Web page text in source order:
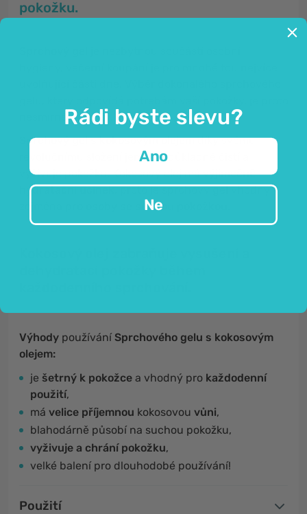
pokožku.
nesmírně důležitý.
Sprchový gel s kokosovým olejemdíky svému
revolučnímu složení jemně a důkladně čistí a
vyživuje pokožku. Kokosový olej mávýjimečně
hydratační účinek, proto je sprchový gel vhodný
pro osoby se suchou pokožkou.
Výhody používáníSprchového gelu s kokosovým
olejem:
je šetrný k pokožce a vhodný pro každodenní
použití,
má velice příjemnou kokosovou vůni,
blahodárně působí na suchou pokožku,
vyživuje a chrání pokožku,
velké balení pro dlouhodobé používání!
Použití
Rádi byste slevu?
Ano
Ne